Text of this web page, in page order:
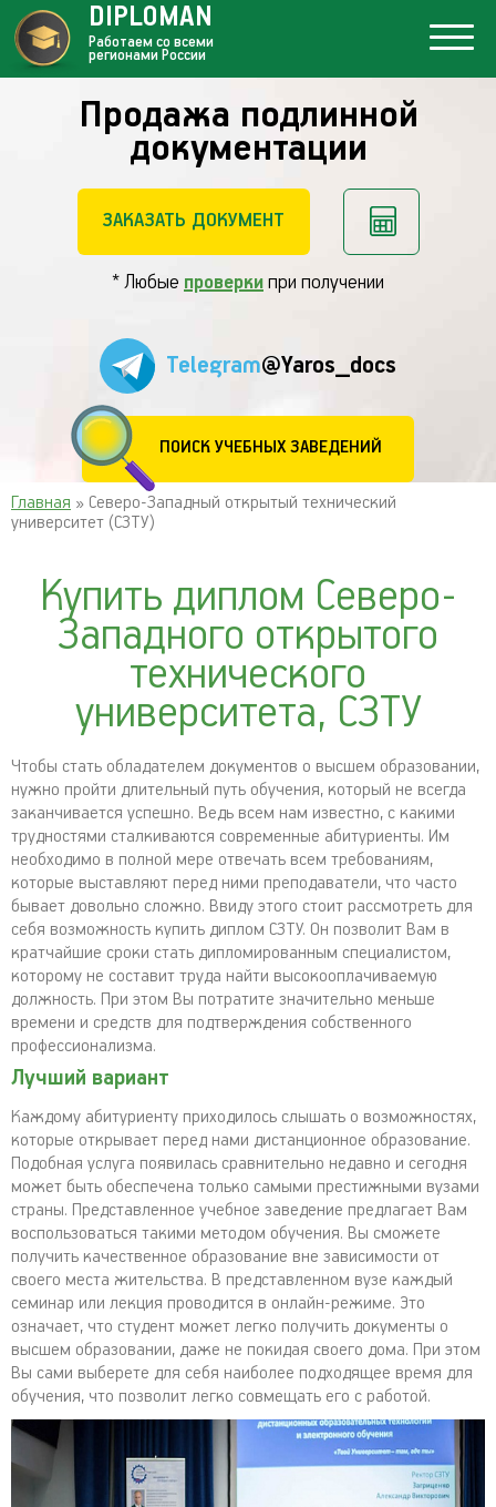
Продажа подлинной
документации
ЗАКАЗАТЬ ДОКУМЕНТ
* Любые проверки при получении
Telegram@Yaros_docs
ПОИСК УЧЕБНЫХ ЗАВЕДЕНИЙ
DIPLOMAN
Работаем со всеми
регионами России
Главная » Северо-Западный открытый технический
университет (СЗТУ)
Купить диплом Северо-
Западного открытого
технического
университета, СЗТУ
Чтобы стать обладателем документов о высшем образовании,
нужно пройти длительный путь обучения, который не всегда
заканчивается успешно. Ведь всем нам известно, с какими
трудностями сталкиваются современные абитуриенты. Им
необходимо в полной мере отвечать всем требованиям,
которые выставляют перед ними преподаватели, что часто
бывает довольно сложно. Ввиду этого стоит рассмотреть для
себя возможность купить диплом СЗТУ. Он позволит Вам в
кратчайшие сроки стать дипломированным специалистом,
которому не составит труда найти высокооплачиваемую
должность. При этом Вы потратите значительно меньше
времени и средств для подтверждения собственного
профессионализма.
Лучший вариант
Каждому абитуриенту приходилось слышать о возможностях,
которые открывает перед нами дистанционное образование.
Подобная услуга появилась сравнительно недавно и сегодня
может быть обеспечена только самыми престижными вузами
страны. Представленное учебное заведение предлагает Вам
воспользоваться такими методом обучения. Вы сможете
получить качественное образование вне зависимости от
своего места жительства. В представленном вузе каждый
семинар или лекция проводится в онлайн-режиме. Это
означает, что студент может легко получить документы о
высшем образовании, даже не покидая своего дома. При этом
Вы сами выберете для себя наиболее подходящее время для
обучения, что позволит легко совмещать его с работой.